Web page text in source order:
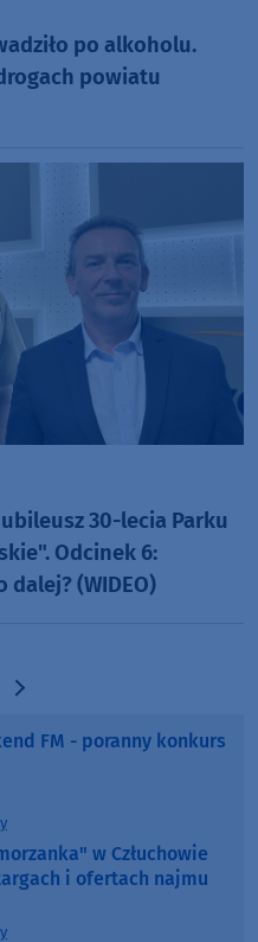
po alkoholu.
powiatu
30-lecia Parku
Odcinek 6:
(WIDEO)
strona
Następna strona
FM - poranny konkurs
w Człuchowie
i ofertach najmu